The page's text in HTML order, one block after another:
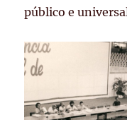
público e